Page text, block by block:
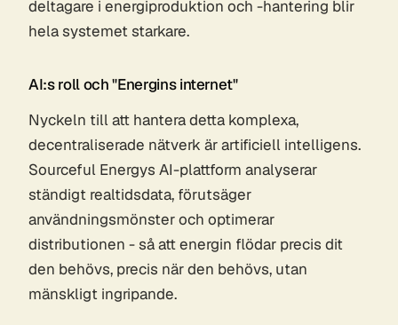
deltagare i energiproduktion och -hantering blir
hela systemet starkare.
AI:s roll och "Energins internet"
Nyckeln till att hantera detta komplexa,
decentraliserade nätverk är artificiell intelligens.
Sourceful Energys AI-plattform analyserar
ständigt realtidsdata, förutsäger
användningsmönster och optimerar
distributionen - så att energin flödar precis dit
den behövs, precis när den behövs, utan
mänskligt ingripande.